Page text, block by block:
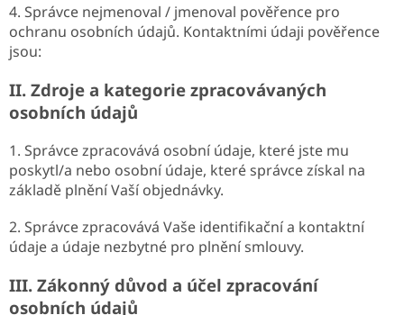
4. Správce nejmenoval / jmenoval pověřence pro
ochranu osobních údajů. Kontaktními údaji pověřence
jsou:
II. Zdroje a kategorie zpracovávaných
osobních údajů
1. Správce zpracovává osobní údaje, které jste mu
poskytl/a nebo osobní údaje, které správce získal na
základě plnění Vaší objednávky.
2. Správce zpracovává Vaše identifikační a kontaktní
údaje a údaje nezbytné pro plnění smlouvy.
III. Zákonný důvod a účel zpracování
osobních údajů